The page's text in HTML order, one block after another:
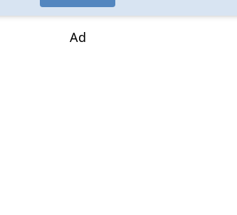
Ad